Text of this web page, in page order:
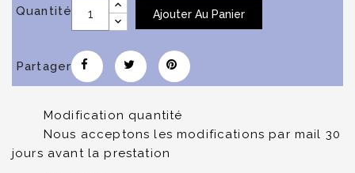
Quantité
Ajouter Au Panier
Partager
Modification quantité
Nous acceptons les modifications par mail 30
jours avant la prestation